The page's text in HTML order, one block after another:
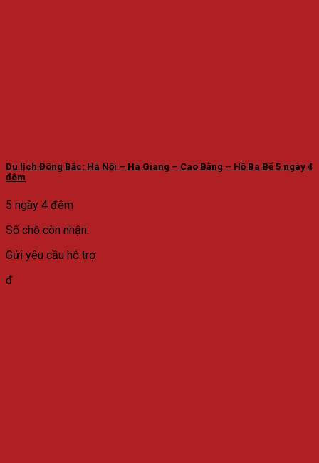
Du lịch Đông Bắc: Hà Nội – Hà Giang – Cao Bằng – Hồ Ba Bể 5 ngày 4
đêm
5 ngày 4 đêm
Số chỗ còn nhận:
Gửi yêu cầu hỗ trợ
đ